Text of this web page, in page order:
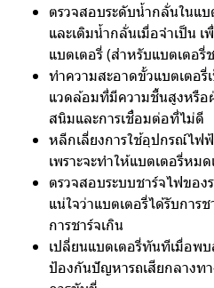
ตรวจสอบระดับน้ำกลั่นในแ
และเติมน้ำกลั่นเมื่อจำเป็น
แบตเตอรี่ (สำหรับแบตเตอ
ทำความสะอาดขั้วแบตเตอรี่
แวดล้อมที่มีความชื้นสูงหรือ
สนิมและการเชื่อมต่อที่ไม่ดี
หลีกเลี่ยงการใช้อุปกรณ์ไฟ
เพราะจะทำให้แบตเตอรี่หมด
ตรวจสอบระบบชาร์จไฟขอ
แน่ใจว่าแบตเตอรี่ได้รับการ
การชาร์จเกิน
เปลี่ยนแบตเตอรี่ทันทีเมื่อ
ป้องกันปัญหารถเสียกลางท